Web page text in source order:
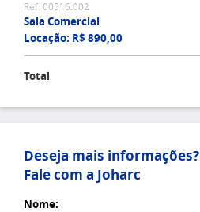
Ref: 00516.002
Sala Comercial
Locação: R$ 890,00
Total
Deseja mais informações?
Fale com a Joharc
Nome: